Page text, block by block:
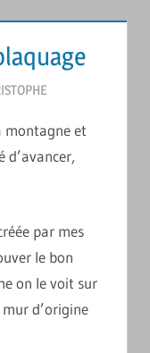
montagne et
d’avancer,
par mes
le bon
on le voit sur
d’origine